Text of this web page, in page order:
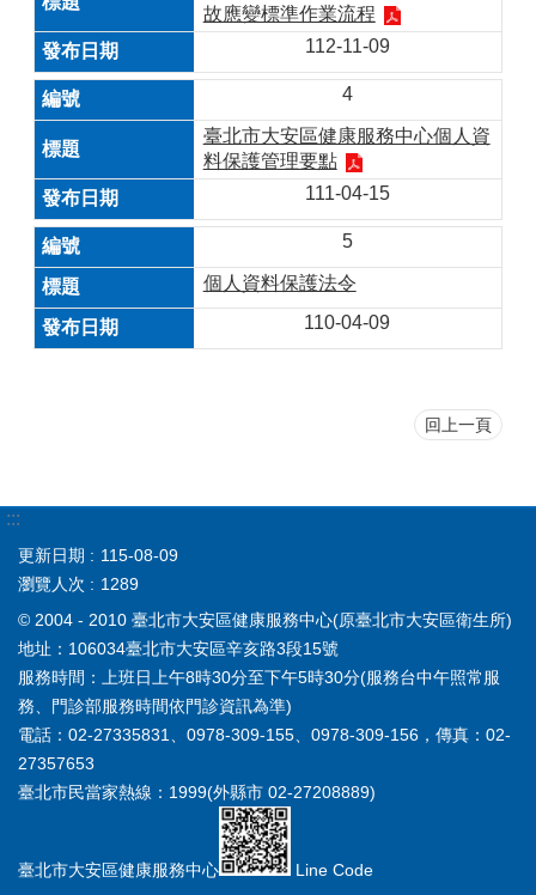
故應變標準作業流程
112-11-09
4
臺北市大安區健康服務中心個人資
料保護管理要點
111-04-15
5
個人資料保護法令
110-04-09
回上一頁
:::
更新日期
115-08-09
瀏覽人次
1289
© 2004 - 2010 臺北市大安區健康服務中心(原臺北市大安區衛生所)
地址：106034臺北市大安區辛亥路3段15號
服務時間：上班日上午8時30分至下午5時30分(服務台中午照常服
務、門診部服務時間依門診資訊為準)
電話：02-27335831、0978-309-155、0978-309-156，傳真：02-
27357653
臺北市民當家熱線：1999(外縣市 02-27208889)
臺北市大安區健康服務中心 Line Code